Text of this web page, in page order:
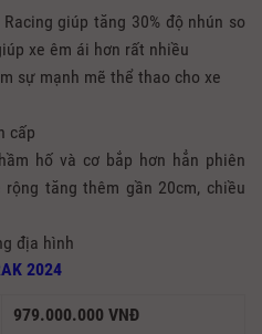
giúp tăng 30% độ nhún so
xe êm ái hơn rất nhiều
sự mạnh mẽ thể thao cho xe
cấp
hố và cơ bắp hơn hẳn phiên
tăng thêm gần 20cm, chiều
địa hình
2024
979.000.000 VNĐ